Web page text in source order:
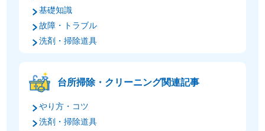
基礎知識
故障・トラブル
洗剤・掃除道具
台所掃除・クリーニング関連記事
やり方・コツ
洗剤・掃除道具